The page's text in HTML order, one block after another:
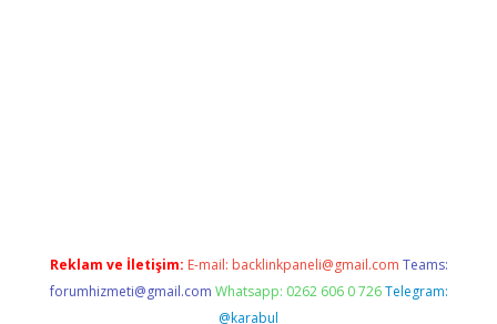
Reklam ve İletişim: E-mail: backlinkpaneli@gmail.com Teams:
forumhizmeti@gmail.com Whatsapp: 0262 606 0 726 Telegram:
@karabul